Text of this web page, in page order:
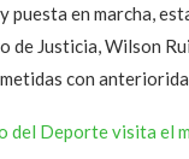
puesta en marcha,
de Justicia, Wilson
con
del Deporte visita el